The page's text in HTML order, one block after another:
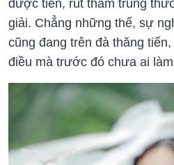
được tiền, rút thăm trúng
giải. Chẳng những thế, sự
cũng đang trên đà thăng
điều mà trước đó chưa ai